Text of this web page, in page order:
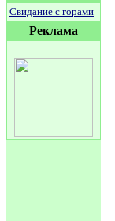
Свидание с горами
Реклама